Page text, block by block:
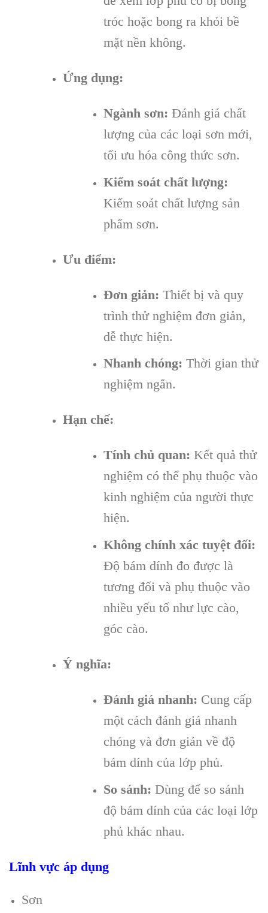
tróc hoặc bong ra khỏi bề
mặt nền không.
Ứng dụng:
Ngành sơn: Đánh giá chất
lượng của các loại sơn mới,
tối ưu hóa công thức sơn.
Kiểm soát chất lượng:
Kiểm soát chất lượng sản
phẩm sơn.
Ưu điểm:
Đơn giản: Thiết bị và quy
trình thử nghiệm đơn giản,
dễ thực hiện.
Nhanh chóng: Thời gian thử
nghiệm ngắn.
Hạn chế:
Tính chủ quan: Kết quả thử
nghiệm có thể phụ thuộc vào
kinh nghiệm của người thực
hiện.
Không chính xác tuyệt đối:
Độ bám dính đo được là
tương đối và phụ thuộc vào
nhiều yếu tố như lực cào,
góc cào.
Ý nghĩa:
Đánh giá nhanh: Cung cấp
một cách đánh giá nhanh
chóng và đơn giản về độ
bám dính của lớp phủ.
So sánh: Dùng để so sánh
độ bám dính của các loại lớp
phủ khác nhau.
Lĩnh vực áp dụng
Sơn